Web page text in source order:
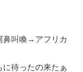
鼻叫喚→アフリカ
待ったの来たぁ